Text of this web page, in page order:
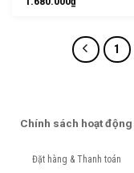
1
Chính sách hoạt động
Đặt hàng & Thanh toán